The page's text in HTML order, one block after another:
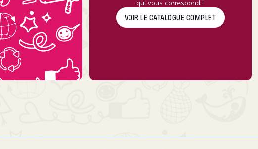
qui vous correspond !
VOIR LE CATALOGUE COMPLET